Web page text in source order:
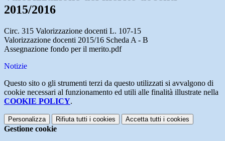
2015/2016
Circ. 315 Valorizzazione docenti L. 107-15
Valorizzazione docenti 2015/16 Scheda A - B
Assegnazione fondo per il merito.pdf
Notizie
Questo sito o gli strumenti terzi da questo utilizzati si avvalgono di
cookie necessari al funzionamento ed utili alle finalità illustrate nella
COOKIE POLICY.
Personalizza Rifiuta tutti i cookies Accetta tutti i cookies
Gestione cookie